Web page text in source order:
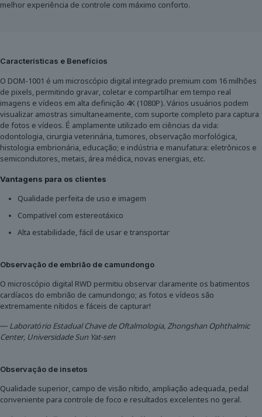
melhor experiência de controle com máximo conforto.
Características e Benefícios
O DOM-1001 é um microscópio digital integrado premium com 16 milhões
de pixels, permitindo gravar, coletar e compartilhar em tempo real
imagens e vídeos em alta definição 4K (1080P). Vários usuários podem
visualizar amostras simultaneamente, com suporte completo para captura
de fotos e vídeos. É amplamente utilizado em ciências da vida:
odontologia, cirurgia veterinária, tumores, observação morfológica,
histologia embrionária, educação; e indústria e manufatura: eletrônicos e
semicondutores, metais, área médica, novas energias, etc.
Vantagens para os clientes
Qualidade perfeita de uso e imagem
Compatível com estereotáxico
Alta estabilidade, fácil de usar e transportar
Observação de embrião de camundongo
O microscópio digital RWD permitiu observar claramente os batimentos
cardíacos do embrião de camundongo; as fotos e vídeos são
extremamente nítidos e fáceis de capturar!
— Laboratório Estadual Chave de Oftalmologia, Zhongshan Ophthalmic
Center, Universidade Sun Yat-sen
Observação de insetos
Qualidade superior, campo de visão nítido, ampliação adequada, pedal
conveniente para controle de foco e resultados excelentes no geral.